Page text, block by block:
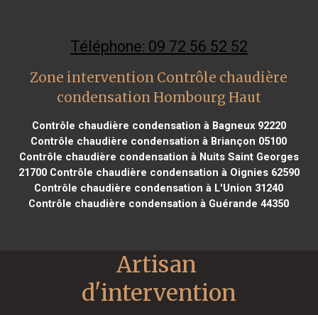
Téléphone: 09 72 56 52 52
Zone intervention Contrôle chaudière
condensation Hombourg Haut
Contrôle chaudière condensation à Bagneux 92220
Contrôle chaudière condensation à Briançon 05100
Contrôle chaudière condensation à Nuits Saint Georges
21700Contrôle chaudière condensation à Oignies 62590
Contrôle chaudière condensation à L'Union 31240
Contrôle chaudière condensation à Guérande 44350
Artisan
d'intervention